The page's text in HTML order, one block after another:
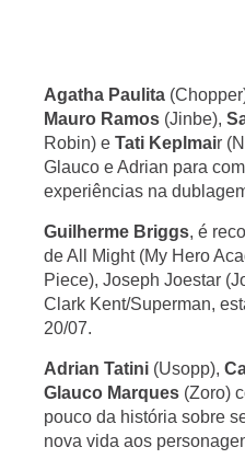
Agatha Paulita
Mauro Ramos (Jinbe),
Robin) e Tati Keplmair
Glauco e Adrian para
experiências na
Guilherme Briggs, é
de All Might (My Hero
Piece), Joseph Joestar
Clark Kent/Superman,
20/07.
Adrian Tatini (Usopp),
Glauco Marques (Zoro)
pouco da história sobre
nova vida aos